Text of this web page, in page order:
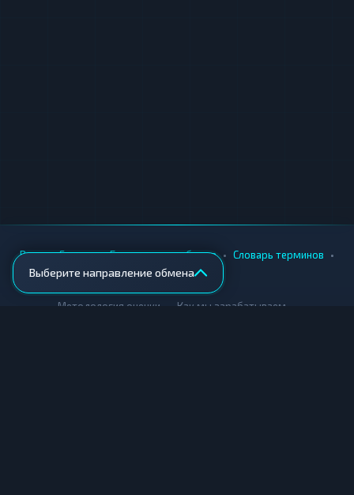
Выберите направление обмена
Вики • Города • Безопасность обмена • Словарь терминов •
AML-проверка
Методология оценки Как мы зарабатываем